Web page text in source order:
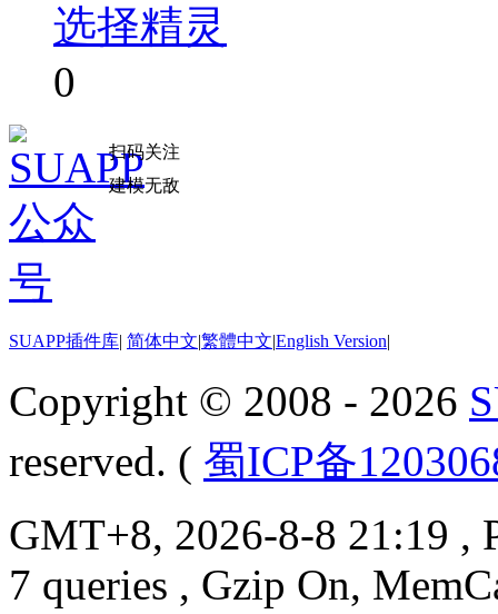
选择精灵
0
扫码关注
建模无敌
SUAPP插件库| 简体中文|繁體中文|English Version|
Copyright © 2008 - 2026
reserved. ( 蜀ICP备
GMT+8, 2026-8-8 21:19 ,
7 queries , Gzip On,